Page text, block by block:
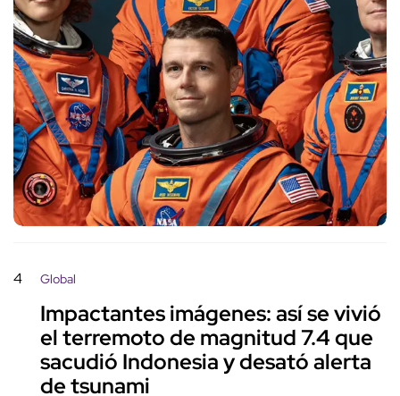
4 Global
Impactantes imágenes: así se vivió
el terremoto de magnitud 7.4 que
sacudió Indonesia y desató alerta
de tsunami